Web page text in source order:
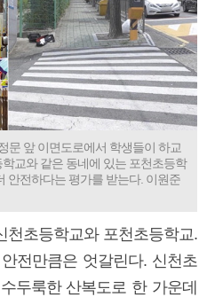
문 앞 이면도로에서 학생들이 하교
교와 같은 동네에 있는 포천초등학
안전하다는 평가를 받는다. 이원준
천초등학교와 포천초등학교.
전만큼은 엇갈린다. 신천초
두룩한 산복도로 한 가운데